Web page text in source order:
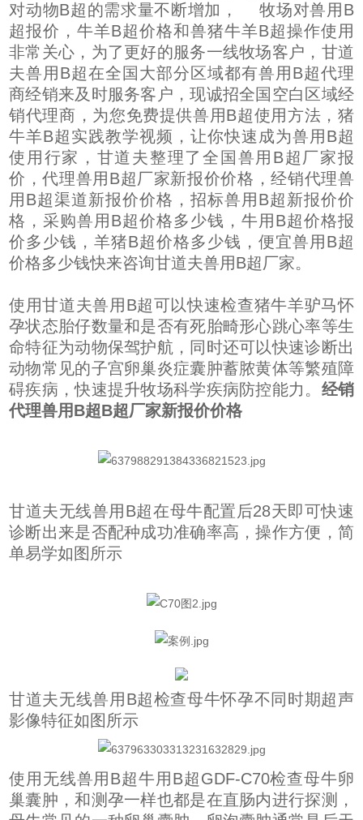
对动物B超的需求量不断增加， 牧场对兽用B
超报价，牛羊B超价格和兽猪牛羊B超操作使用
非常关心，为了更好的服务一线牧场客户，甘道
夫兽用B超在全国大部分区域都有兽用B超代理
商经销来及时服务客户，现诚招全国空白区域经
销代理商，为您免费提供兽用B超使用方法，猪
牛羊B超实践教学视频，让你快速成为兽用B超
使用行家，甘道夫整理了全国兽用B超厂家报
价，代理兽用B超厂家新报价价格，经销代理兽
用B超渠道新报价价格，招标兽用B超新报价价
格，采购兽用B超价格多少钱，牛用B超价格报
价多少钱，羊猪B超价格多少钱，便宜兽用B超
价格多少钱快来咨询甘道夫兽用B超厂家。
使用甘道夫兽用B超可以快速检查猪牛羊驴马怀
孕状态胎仔数量和是否有死胎畸形心跳心率等生
命特征为动物保驾护航，同时还可以快速诊断出
动物常见的子宫卵巢炎症囊肿蓄脓黄体等繁殖障
碍疾病，快速提升牧场科学疾病防控能力。 经销
代理兽用B超B超厂家新报价价格
甘道夫无线兽用B超在母牛配置后28天即可快速
诊断出来是否配种成功准确率高，操作方便，简
单易学如图所示
甘道夫无线兽用B超检查母牛怀孕不同时期超声
影像特征如图所示
使用无线兽用B超牛用B超GDF-C70检查母牛卵
巢囊肿，和测孕一样也都是在直肠内进行探测，